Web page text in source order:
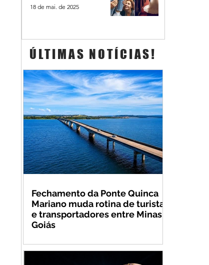
18 de mai. de 2025
ÚLTIMAS NOTÍCIAS!
Fechamento da Ponte Quinca
Mariano muda rotina de turistas
e transportadores entre Minas e
Goiás